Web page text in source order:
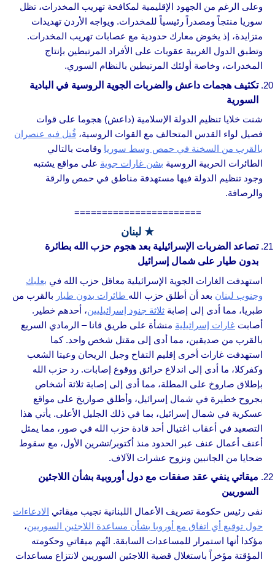
وعلى الرغم من الجهود الإقليمية لمكافحة تهريب المخدرات، تظل
سوريا منتجاً ومصدراً رئيسياً للمخدرات. ويواجه الأردن تهديدات
متزايدة، إذ يخوض معارك حدودية مع عصابات تهريب المخدرات.
وتطبق الدول الغربية عقوبات على الأفراد المرتبطين بإنتاج
المخدرات، وخاصة أولئك المرتبطين بالنظام السوري.
تكثيف هجمات داعش والضربات الجوية الروسية في البادية
السورية
شنت خلايا تنظيم الدولة الإسلامية (داعش) هجوما على قوات
فصيل لواء القدس المتحالف مع القوات الروسية، قُتل فيه عنصران
بالقرب من السخنة في حمص وسط سوريا وقامت بالتالي
الطائرات الحربية الروسية بشن غارات جوية على مواقع يشتبه
وجود تنظيم الدولة فيها مستهدفة مناطق في حمص والرقة
والرصافة.
=======================
★ لبنان
تصاعد الضربات الإسرائيلية بعد هجوم حزب الله بطائرة
بدون طيار على شمال إسرائيل
استهدفت الغارات الجوية الإسرائيلية معاقل حزب الله في بعلبك
وجنوب لبنان بعد أن أطلق حزب الله طائرات بدون طيار بالقرب من
طبريا، مما أدى إلى إصابة ثلاثة جنود إسرائيليين، أحدهم خطير.
أصابت غارات إسرائيلية منشأة على طريق قانا – الرمادي السريع
بالقرب من صديقين، مما أدى إلى مقتل شخص واحد. كما
استهدفت غارات أخرى إقليم التفاح وجبل الريحان وعيتا الشعب
وكفركلا، ما أدى إلى اندلاع حرائق ووقوع إصابات. رد حزب الله
بإطلاق صاروخ على المطلة، مما أدى إلى إصابة ثلاثة أشخاص
بجروح خطيرة في شمال إسرائيل، وأطلق صواريخ على مواقع
عسكرية في شمال إسرائيل، بما في ذلك الجليل الأعلى. يأتي هذا
التصعيد في أعقاب اغتيال أحد قادة حزب الله في صور، مما يمثل
أعنف أعمال عنف عبر الحدود منذ أكتوبر/تشرين الأول، مع سقوط
ضحايا من الجانبين ونزوح عشرات الآلاف.
ميقاتي ينفي عقد صفقات مع دول أوروبية بشأن اللاجئين
السوريين
نفى رئيس حكومة تصريف الأعمال اللبنانية نجيب ميقاتي الادعاءات
حول توقيع أي اتفاق مع أوروبا بشأن مساعدة اللاجئين السوريين،
مؤكدا أنها استمرار للمساعدات السابقة. اتُهم ميقاتي وحكومته
المؤقتة مؤخراً باستغلال قضية اللاجئين السوريين لانتزاع مساعدات